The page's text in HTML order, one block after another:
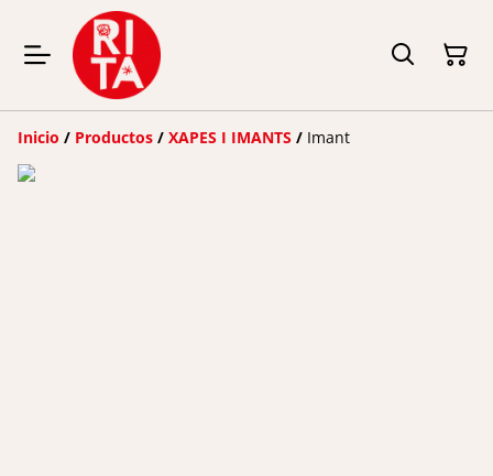
Inicio / Productos / XAPES I IMANTS / Imant